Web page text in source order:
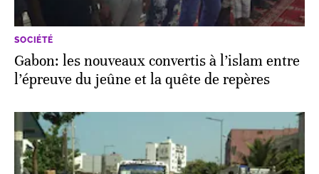
SOCIÉTÉ
Gabon: les nouveaux convertis à l’islam entre
l’épreuve du jeûne et la quête de repères